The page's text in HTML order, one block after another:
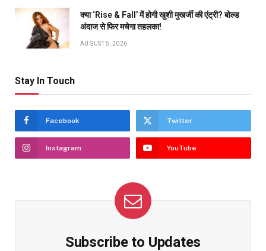
क्या ‘Rise & Fall’ में होगी खुशी मुखर्जी की एंट्री? बोल्ड
अंदाज से फिर मचेगा तहलका!
AUGUST 5, 2026
Stay In Touch
Facebook Twitter
Instagram YouTube
Subscribe to Updates